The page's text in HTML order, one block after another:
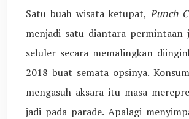
Satu buah wisata ketupat, Punch
menjadi satu diantara permintaan
seluler secara memalingkan
2018 buat semata opsinya.
mengasuh aksara itu masa
jadi pada parade. Apalagi